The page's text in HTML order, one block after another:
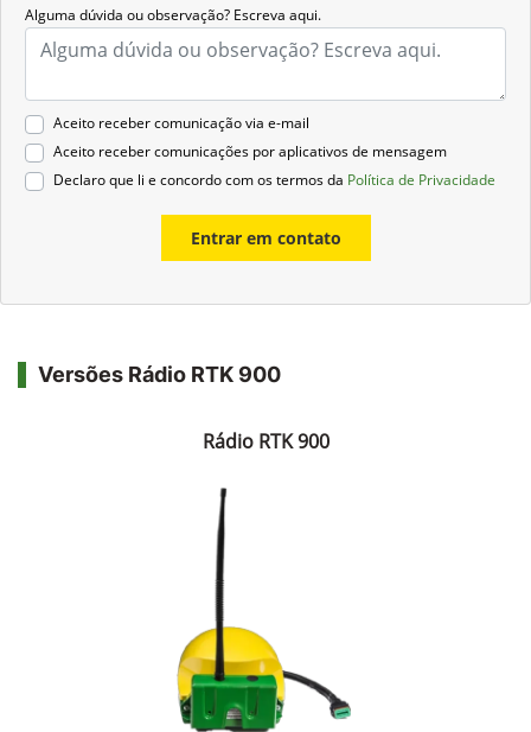
Alguma dúvida ou observação? Escreva aqui.
Aceito receber comunicação via e-mail
Aceito receber comunicações por aplicativos de mensagem
Declaro que li e concordo com os termos da Política de Privacidade
Entrar em contato
Versões Rádio RTK 900
Rádio RTK 900